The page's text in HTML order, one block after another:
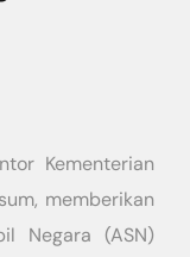
Kementerian
memberikan
Negara (ASN)